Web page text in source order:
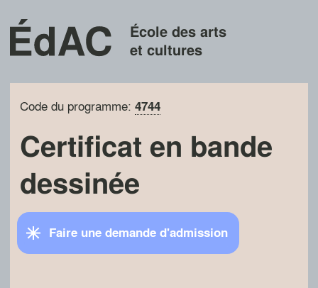
École des arts
et cultures
Code du programme:4744
Certificat en bande
dessinée
Faire une demande d'admission